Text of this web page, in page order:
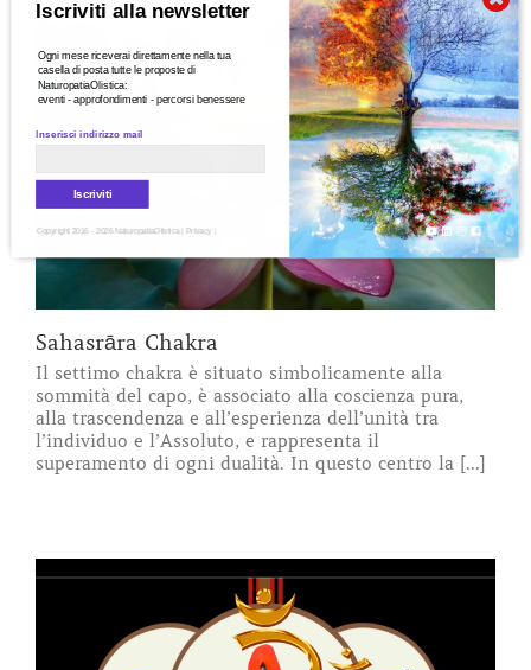
Sahasrāra Chakra
Il settimo chakra è situato simbolicamente alla
sommità del capo, è associato alla coscienza pura,
alla trascendenza e all’esperienza dell’unità tra
l’individuo e l’Assoluto, e rappresenta il
superamento di ogni dualità. In questo centro la [...]
Iscriviti alla newsletter
Ogni mese riceverai direttamente nella tua
casella di posta tutte le proposte di
NaturopatiaOlistica:
eventi - approfondimenti - percorsi benessere
Inserisci indirizzo mail
Iscriviti
Copyright 2016 - 2026 NaturopatiaOlistica | Privacy |